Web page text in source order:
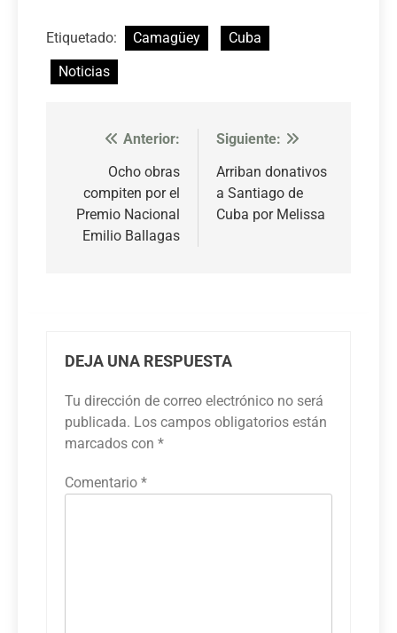
Etiquetado: Camagüey
Cuba
Noticias
Navegación
entradas
Anterior:
Ocho obras
compiten por el
Premio Nacional
Emilio Ballagas
Siguiente:
Arriban donativos
a Santiago de
Cuba por Melissa
DEJA UNA RESPUESTA
Tu dirección de correo electrónico no será
publicada. Los campos obligatorios están
marcados con *
Comentario *